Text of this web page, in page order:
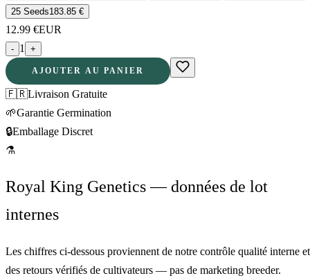
25 Seeds183.85 €
12.99 €EUR
- 1 +
AJOUTER AU PANIER
🇫🇷Livraison Gratuite
🌱Garantie Germination
🔒Emballage Discret
⚗
Royal King Genetics — données de lot
internes
Les chiffres ci-dessous proviennent de notre contrôle qualité interne et
des retours vérifiés de cultivateurs — pas de marketing breeder.